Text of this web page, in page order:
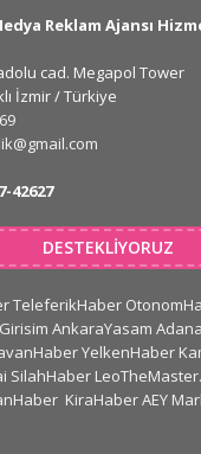
Reklam Ajansı
cad. Megapol Tower
İzmir / Türkiye
42627
DESTEKLIYORUZ
TeleferikHaber
AnkaraYasam
YelkenHaber
SilahHaber
KiraHaberAEY